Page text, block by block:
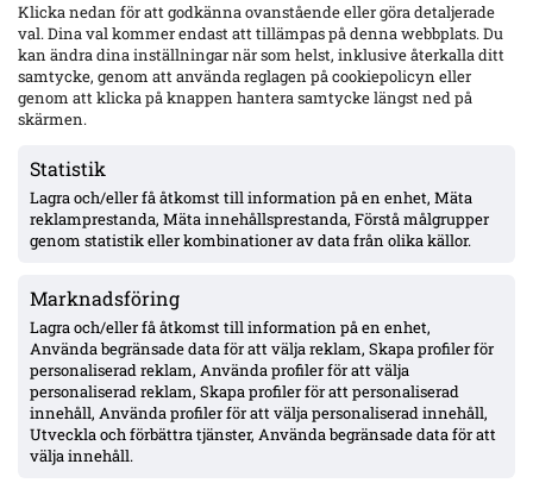
Klicka nedan för att godkänna ovanstående eller göra detaljerade
val. Dina val kommer endast att tillämpas på denna webbplats. Du
kan ändra dina inställningar när som helst, inklusive återkalla ditt
samtycke, genom att använda reglagen på cookiepolicyn eller
genom att klicka på knappen hantera samtycke längst ned på
skärmen.
Statistik
Lagra och/eller få åtkomst till information på en enhet, Mäta
reklamprestanda, Mäta innehållsprestanda, Förstå målgrupper
genom statistik eller kombinationer av data från olika källor.
Marknadsföring
Lagra och/eller få åtkomst till information på en enhet,
Använda begränsade data för att välja reklam, Skapa profiler för
personaliserad reklam, Använda profiler för att välja
personaliserad reklam, Skapa profiler för att personaliserad
innehåll, Använda profiler för att välja personaliserad innehåll,
Utveckla och förbättra tjänster, Använda begränsade data för att
välja innehåll.
varnar: ”Mjällbys styrka är kollektivet”
AIK utan 13 spelare mot Örgryte – Hove avstängd, Ellingsen
MFF:s Anton Höög med tre raka starter – Helstrup:
framtidsroll som åtta, kontrakt till 2030
Pihlström två mål på två matcher – Luganos plan för år två ger
effekt
Uppgifter: Erzurumspor lägger lånebud på Ibrahim Diabaté –
GAIS-anfallaren under kontrakt till 2028